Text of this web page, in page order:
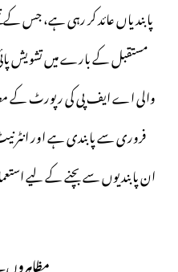
پابندیاں عائد کر رہی ہے، جس کے
مستقبل کے بارے میں تشویش
والی اے ایف پی کی رپورٹ کے
فروری سے پابندی ہے اور
ان پابندیوں سے بچنے کے لیے
مظاہروں